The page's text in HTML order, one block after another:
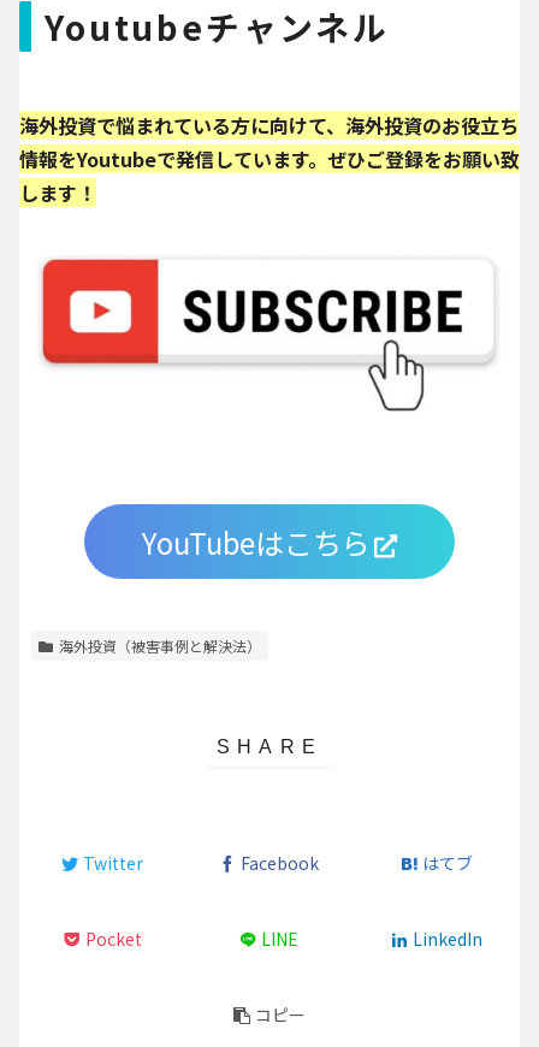
Youtubeチャンネル
海外投資で悩まれている方に向けて、海外投資のお役立ち
情報をYoutubeで発信しています。ぜひご登録をお願い致
します！
YouTubeはこちら
海外投資（被害事例と解決法）
Twitter Facebook はてブ
Pocket LINE LinkedIn
コピー